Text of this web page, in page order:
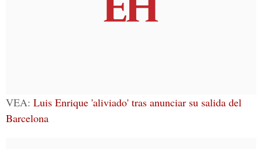
VEA: Luis Enrique 'aliviado' tras anunciar su salida del
Barcelona